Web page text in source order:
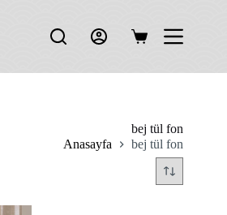
Shopping
bej tül fon
Anasayfa
bej tül fon